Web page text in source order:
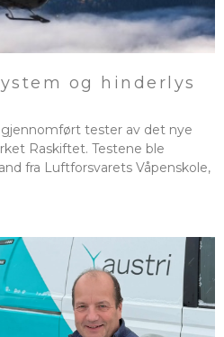
og hinderlys
tester av det nye
Raskiftet. Testene ble
fra Luftforsvarets Våpenskole,